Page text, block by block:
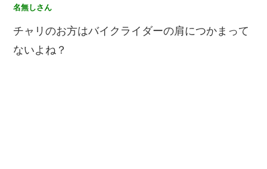
名無しさん
チャリのお方はバイクライダーの肩につかまって
ないよね？